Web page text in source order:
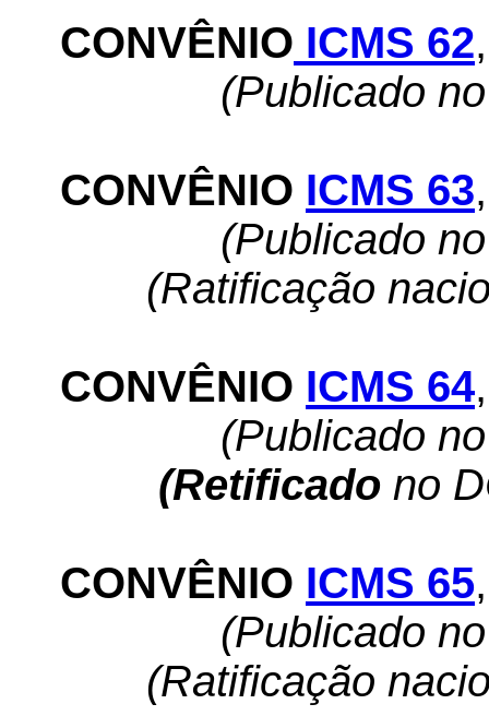
CONVÊNIO ICMS 62,
(Publicado
CONVÊNIO ICMS 63,
(Publicado
(Ratificação
CONVÊNIO ICMS 64,
(Publicado
(Retificadono
CONVÊNIO ICMS 65,
(Publicado
(Ratificação